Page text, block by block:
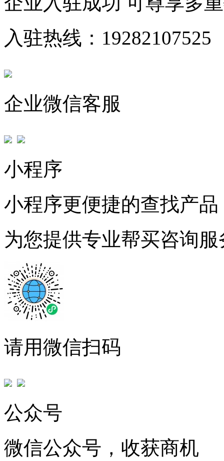
入驻热线：19282107525
企业微信客服
小程序
小程序更便捷的查找产品
为您提供专业帮买咨询服
请用微信扫码
公众号
微信公众号，收获商机